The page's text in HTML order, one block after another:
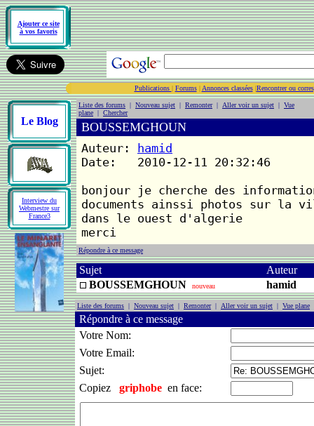
Ajouter ce site
à vos favoris
Publications | Forums| Annonces classées|Rencontrer ou
Le Blog
Interview du
Webmestre sur
France3
Liste des forums | Nouveau sujet | Remonter| Aller voir un sujet | Vue
plane | Chercher
BOUSSEMGHOUN
Auteur:
hamid
Date: 2010-12-11 20:32:46
bonjour je cherche des
documents ainssi photos sur la
dans le ouest d'algerie
merci
Répondre à ce message
Sujet
Auteur
BOUSSEMGHOUN
nouveau hamid
Liste des forums | Nouveau sujet | Remonter| Aller voir un sujet | Vue plane
Répondre à ce message
Votre Nom:
Votre Email:
Sujet:
Copiez
griphobe en face: